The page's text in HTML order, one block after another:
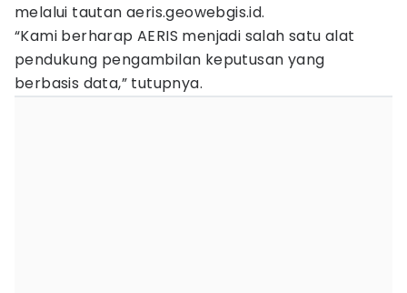
melalui tautan aeris.geowebgis.id.
“Kami berharap AERIS menjadi salah satu alat
pendukung pengambilan keputusan yang
berbasis data,” tutupnya.